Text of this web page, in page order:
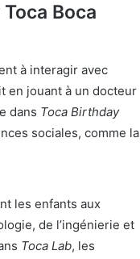
Boca
à interagir avec
en jouant à un docteur
dans Toca Birthday
sociales, comme la
les enfants aux
de l’ingénierie et
Toca Lab, les